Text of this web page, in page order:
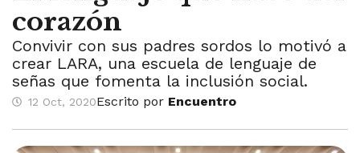
corazón
Convivir con sus padres sordos lo motivó a
crear LARA, una escuela de lenguaje de
señas que fomenta la inclusión social.
12 Oct, 2020Escrito por Encuentro